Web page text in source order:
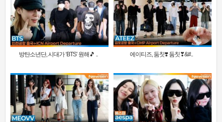
방탄소년단, 시대가 ‘BTS’ 원해🎵 .. 에이티즈, 둠칫❣️ 둠칫❣&#..